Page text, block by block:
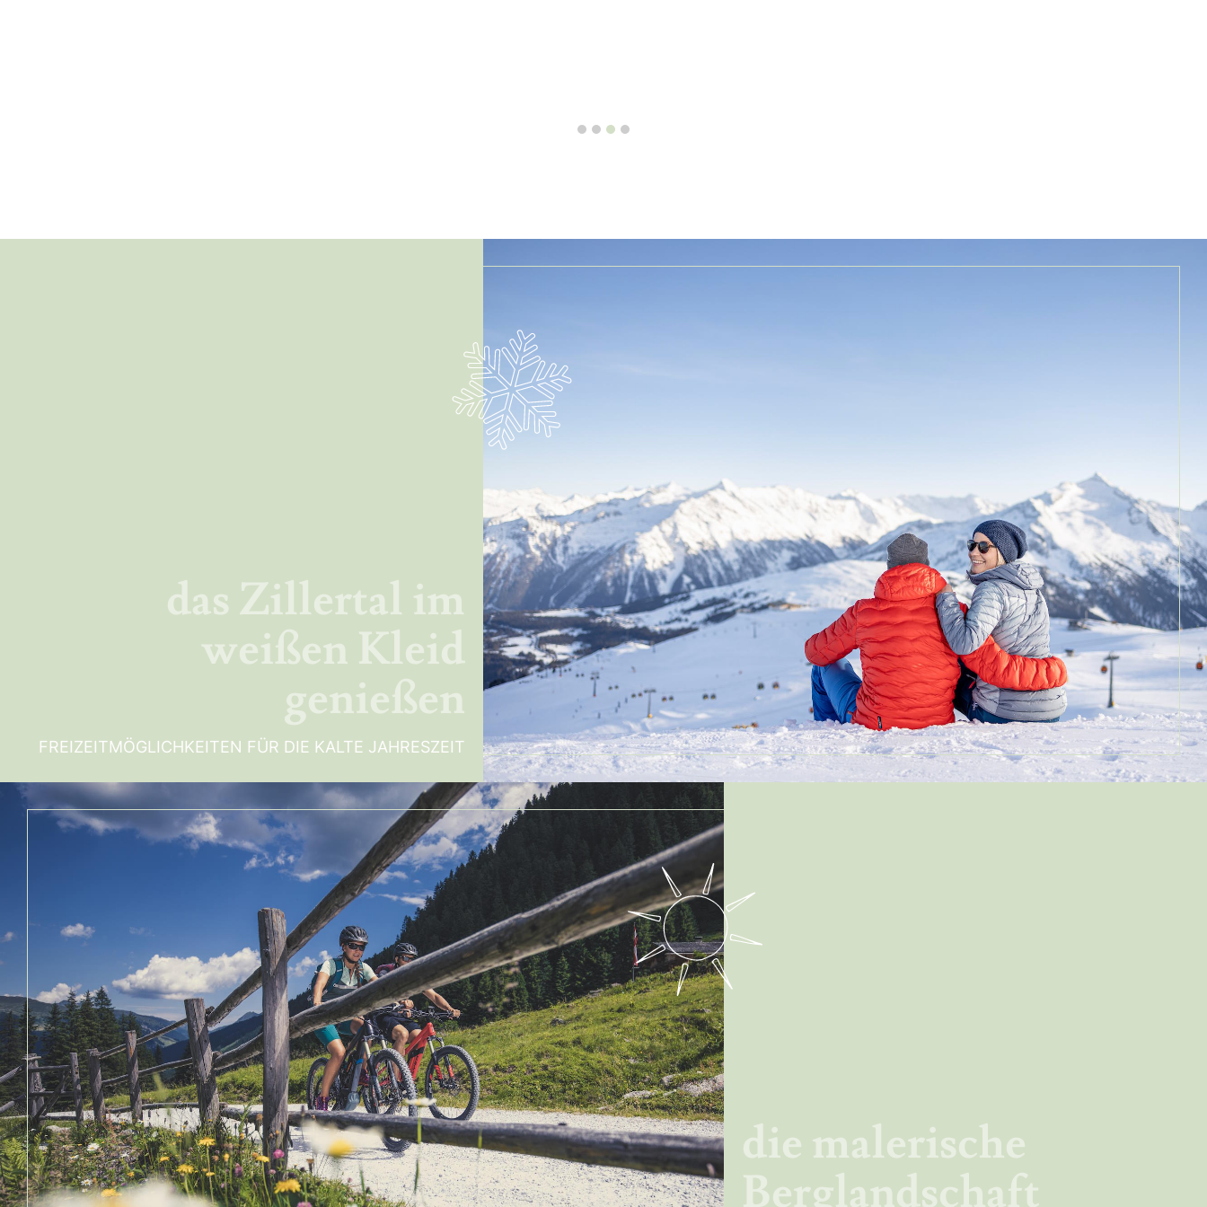
das Zillertal im
weißen Kleid
genießen
FREIZEITMÖGLICHKEITEN FÜR DIE KALTE JAHRESZEIT
die malerische
Berglandschaft